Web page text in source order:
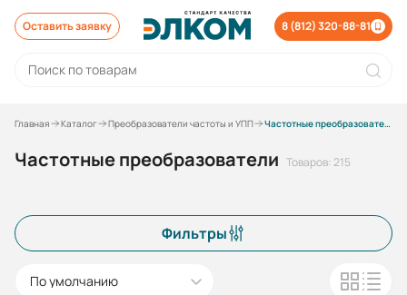
Оставить заявку 8 (812) 320-88-81
Главная Каталог Преобразователи частоты и УПП Частотные преобразователи
Частотные преобразователи Товаров: 215
Фильтры
По умолчанию